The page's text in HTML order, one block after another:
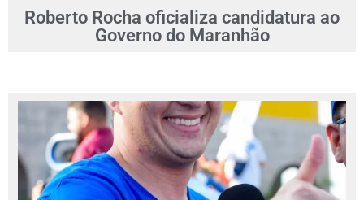
Roberto Rocha oficializa candidatura ao
Governo do Maranhão